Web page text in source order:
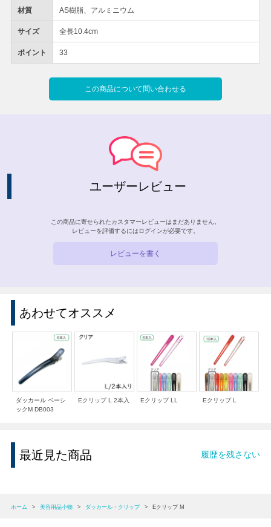
材質 AS樹脂、アルミニウム
サイズ 全長10.4cm
ポイント 33
この商品について問い合わせる
ユーザーレビュー
この商品に寄せられたカスタマーレビューはまだありません。
レビューを評価するには ログインが必要です。
レビューを書く
あわせてオススメ
ダッカール ベーシ
ックM DB003
Eクリップ L 2本入 Eクリップ LL Eクリップ L
最近見た商品 履歴を残さない
ホーム > 美容用品小物 > ダッカール・クリップ > Eクリップ M